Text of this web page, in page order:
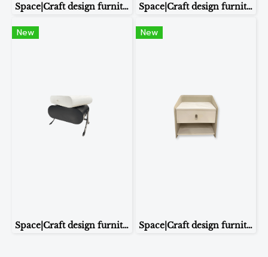
Space|Craft design furniture & living โต๊ะข้างเตียง รุ่น B28 Space|Craft design furniture & living โต๊ะข้างเตียง รุ่น ST213B
New
Space|Craft design furniture & living โต๊ะข้างเตียง รุ่น 868
New
Space|Craft design furniture & living โต๊ะข้างเตียง รุ่น ST133